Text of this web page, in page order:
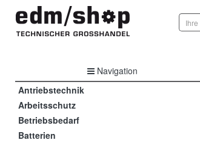
Navigation
Antriebstechnik
Arbeitsschutz
Betriebsbedarf
Batterien